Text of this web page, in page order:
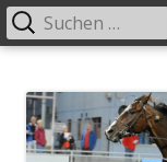
zum
Inhalt
Primäres